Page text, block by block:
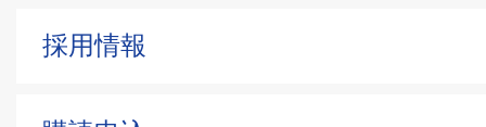
採用情報